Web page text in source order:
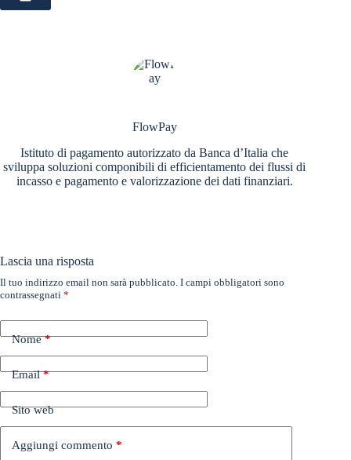
FlowPay
Istituto di pagamento autorizzato da Banca d’Italia che
sviluppa soluzioni componibili di efficientamento dei flussi di
incasso e pagamento e valorizzazione dei dati finanziari.
Lascia una risposta
Il tuo indirizzo email non sarà pubblicato. I campi obbligatori sono
contrassegnati *
Nome*
Email*
Sito web
Aggiungi commento *